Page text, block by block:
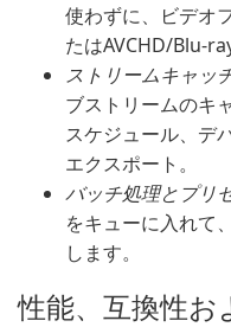
使わずに、ビデオ
たはAVCHD/Blu-
ストリームキャッ
ブストリームのキ
スケジュール、デ
エクスポート。
バッチ処理とプリ
をキューに入れて
します。
性能、互換性お